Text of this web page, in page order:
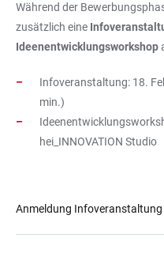
Während der
zusätzlich eine
Ideenentwicklungsworkshop
Infoveranstaltung: 18.
min.)
hei_INNOVATION Studio
Anmeldung Infoveranstaltung